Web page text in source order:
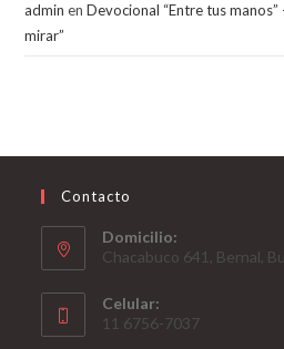
admin enDevocional “Entre tus
mirar”
Contacto
Domicilio:
Chacabuco 641, Bernal,
Celular:
11 6756-7037